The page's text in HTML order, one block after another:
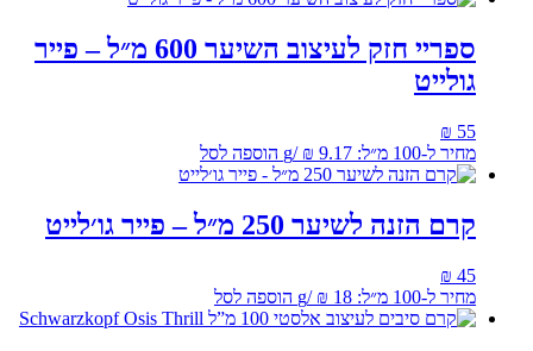
ספריי חזק לעיצוב השיער 600 מ״ל – פייר
גולייט
₪ 55
מחיר ל-100 מ״ל:
₪ 9.17
/
g הוספה לסל
קרם הזנה לשיער 250 מ״ל – פייר גו׳לייט
₪ 45
מחיר ל-100 מ״ל:
₪ 18
/
g הוספה לסל